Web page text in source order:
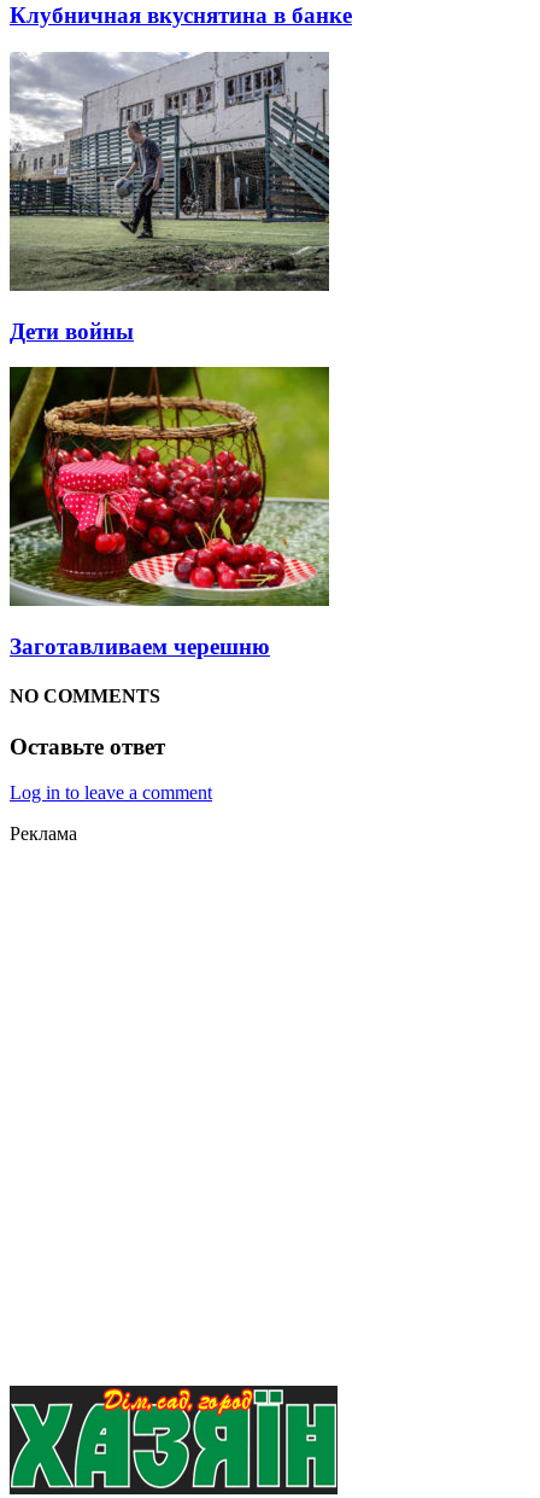
Клубничная вкуснятина в банке
Дети войны
Заготавливаем черешню
NO COMMENTS
Оставьте ответ
Log in to leave a comment
Реклама